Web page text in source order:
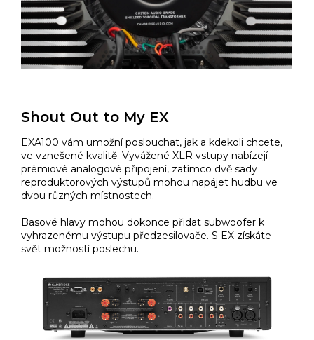
Shout Out to My EX
EXA100 vám umožní poslouchat, jak a kdekoli chcete,
ve vznešené kvalitě. Vyvážené XLR vstupy nabízejí
prémiové analogové připojení, zatímco dvě sady
reproduktorových výstupů mohou napájet hudbu ve
dvou různých místnostech.
Basové hlavy mohou dokonce přidat subwoofer k
vyhrazenému výstupu předzesilovače. S EX získáte
svět možností poslechu.